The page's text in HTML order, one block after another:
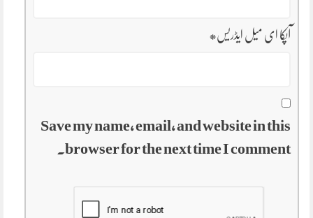
آپکا ای میل ایڈریس*
Save my name, email, and website in this
browser for the next time I comment.